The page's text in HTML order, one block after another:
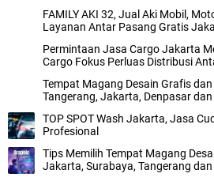
FAMILY AKI 32, Jual Aki Mobil,
Layanan Antar Pasang Gratis
Permintaan Jasa Cargo Jakarta
Cargo Fokus Perluas Distribusi
Tempat Magang Desain Grafis
Tangerang, Jakarta, Denpasar
TOP SPOT Wash Jakarta, Jasa
Profesional
Tips Memilih Tempat Magang
Jakarta, Surabaya, Tangerang dan